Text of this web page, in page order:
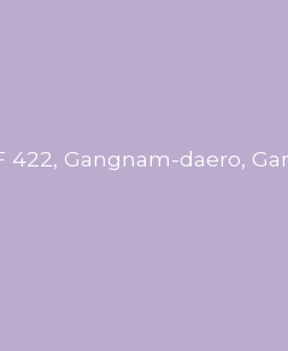
422, Gangnam-daero,